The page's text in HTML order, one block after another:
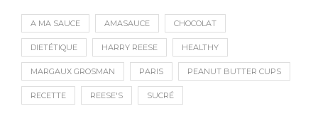
A MA SAUCE AMASAUCE CHOCOLAT
DIETÉTIQUE HARRY REESE HEALTHY
MARGAUX GROSMAN PARIS PEANUT BUTTER CUPS
RECETTE REESE'S SUCRÉ